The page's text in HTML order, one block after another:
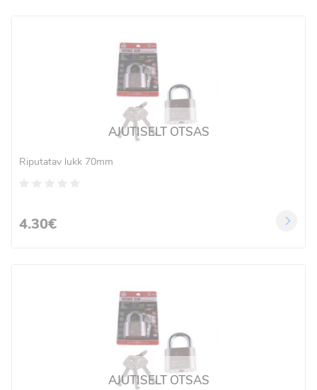
AJUTISELT OTSAS
Riputatav lukk 70mm
4.30€
AJUTISELT OTSAS